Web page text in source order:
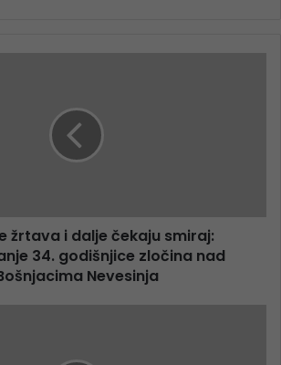
žrtava i dalje čekaju smiraj:
34. godišnjice zločina nad
Nevesinja